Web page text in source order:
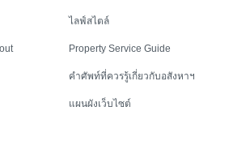
ไลฟ์สไตล์
Property Service Guide
คำศัพท์ที่ควรรู้เกี่ยวกับอสังหาฯ
แผนผังเว็บไซต์